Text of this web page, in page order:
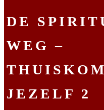
DE
WEG –
JEZELF 2